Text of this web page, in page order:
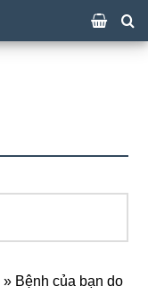
» Bệnh của bạn do